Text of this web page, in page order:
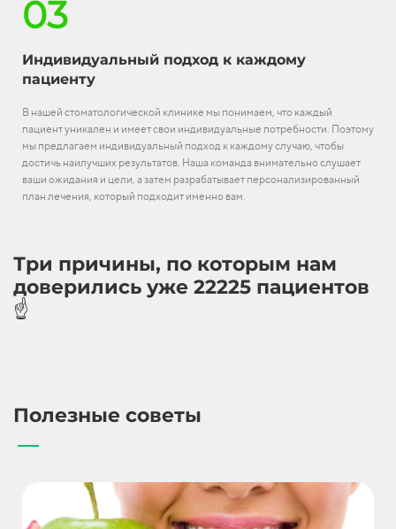
03
Индивидуальный подход к каждому
пациенту
В нашей стоматологической клинике мы понимаем, что каждый
пациент уникален и имеет свои индивидуальные потребности. Поэтому
мы предлагаем индивидуальный подход к каждому случаю, чтобы
достичь наилучших результатов. Наша команда внимательно слушает
ваши ожидания и цели, а затем разрабатывает персонализированный
план лечения, который подходит именно вам.
Три причины, по которым нам
доверились уже 22225 пациентов
☝️
Полезные советы